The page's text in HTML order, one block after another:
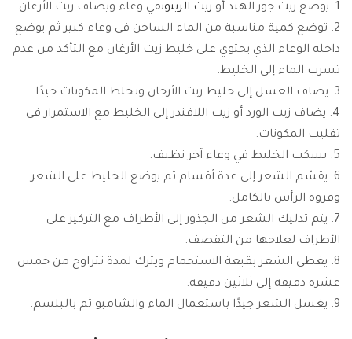
يوضع زيت جوز الهند أو زيت الزيتونفي وعاء ويضاف زيت الأرغان.
توضع كمية مناسبة من الماء الساخن في وعاء كبير ثم يوضع
داخله الوعاء الذي يحتوي على خليط زيت الأرغان مع التأكد من عدم
تسرب الماء إلى الخليط.
يضاف العسل إلى خليط زيت الأرجان وتخلط المكونات جيدًا.
يضاف زيت الورد أو زيت اللافندر إلى الخليط مع الاستمرار في
تقليب المكونات.
يسكب الخليط في وعاء آخر نظيف.
يقسّم الشعر إلى عدة أقسام ثم يوضع الخليط على الشعر
وفروة الرأس بالكامل.
يتم تدليك الشعر من الجذور إلى الأطراف مع التركيز على
الأطراف لعلاجها من التقصف.
يغطى الشعر بقبعة الاستحمام ويترك لمدة تتراوح من خمس
عشرة دقيقة إلى ثلاثين دقيقة.
يغسل الشعر جيدًا باستعمال الماء والشامبو ثم بالبلسم.